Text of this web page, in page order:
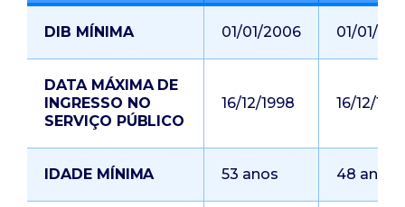
DIB MÍNIMA 01/01/2006 01/01/
DATA MÁXIMA DE
INGRESSO NO
SERVIÇO PÚBLICO
16/12/1998 16/12/
IDADE MÍNIMA 53 anos 48 anos